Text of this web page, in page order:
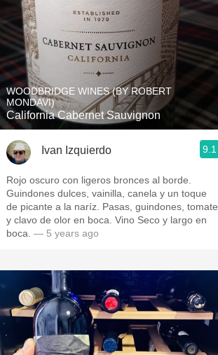
WOODBRIDGE WINES (BY ROBERT
MONDAVI)
California Cabernet Sauvignon
Ivan Izquierdo 9.1
Rojo oscuro con ligeros bronces al borde.
Guindones dulces, vainilla, canela y un toque
de picante a la naríz. Pasas, guindones, tomate
y clavo de olor en boca. Vino Seco y largo en
boca. — 5 years ago